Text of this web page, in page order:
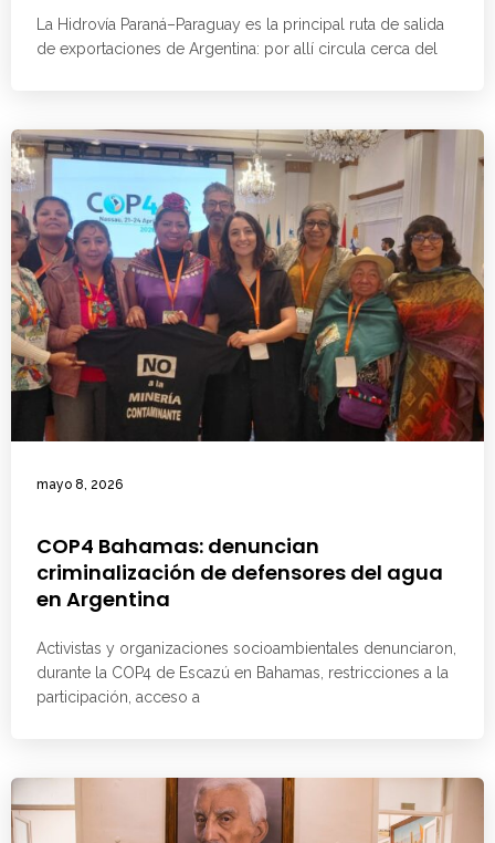
La Hidrovía Paraná–Paraguay es la principal ruta de salida
de exportaciones de Argentina: por allí circula cerca del
mayo 8, 2026
COP4 Bahamas: denuncian
criminalización de defensores del agua
en Argentina
Activistas y organizaciones socioambientales denunciaron,
durante la COP4 de Escazú en Bahamas, restricciones a la
participación, acceso a